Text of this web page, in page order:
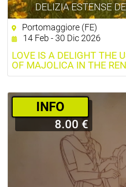
DELIZIA ESTENSE
Portomaggiore (FE)
14 Feb - 30 Dic 2026
LOVE IS A DELIGHT THE
OF MAJOLICA IN THE
­INFO
8.00 €